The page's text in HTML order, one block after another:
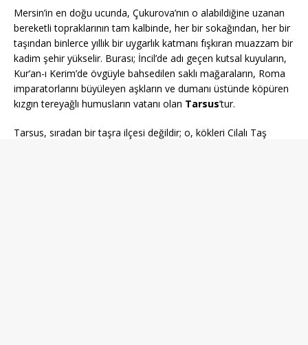
Mersin’in en doğu ucunda, Çukurova’nın o alabildiğine uzanan
bereketli topraklarının tam kalbinde, her bir sokağından, her bir
taşından binlerce yıllık bir uygarlık katmanı fışkıran muazzam bir
kadim şehir yükselir. Burası; İncil’de adı geçen kutsal kuyuların,
Kur’an-ı Kerim’de övgüyle bahsedilen saklı mağaraların, Roma
imparatorlarını büyüleyen aşkların ve dumanı üstünde köpüren
kızgın tereyağlı humusların vatanı olan Tarsus’tur.
Tarsus, sıradan bir taşra ilçesi değildir; o, kökleri Cilalı Taş